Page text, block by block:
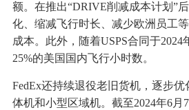
额。在推出“DRIVE削减成本计划”
化、缩减飞行时长、减少欧洲员工
成本。此外，随着USPS合同于2024
25%的美国国内飞行小时数。
FedEx还持续退役老旧货机，逐步
体机和小型区域机。截至2024年6月